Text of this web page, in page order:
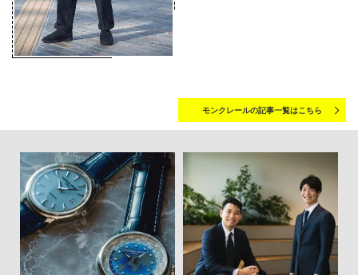
モンクレールの記事一覧はこちら